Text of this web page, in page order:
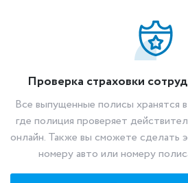
Проверка страховки
Все выпущенные полисы
где полиция проверяет
онлайн. Также вы сможете сделать
номеру авто или номеру